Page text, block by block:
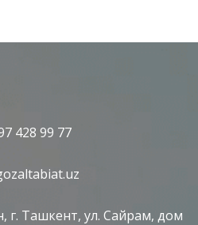
428 99 77
г. Ташкент, ул. Сайрам, дом